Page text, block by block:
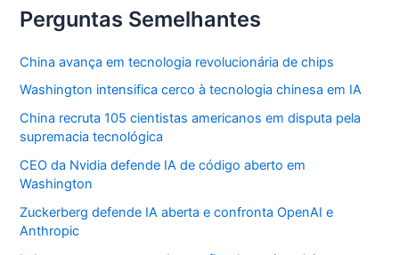
Perguntas Semelhantes
China avança em tecnologia revolucionária de chips
Washington intensifica cerco à tecnologia chinesa em IA
China recruta 105 cientistas americanos em disputa pela
supremacia tecnológica
CEO da Nvidia defende IA de código aberto em
Washington
Zuckerberg defende IA aberta e confronta OpenAI e
Anthropic